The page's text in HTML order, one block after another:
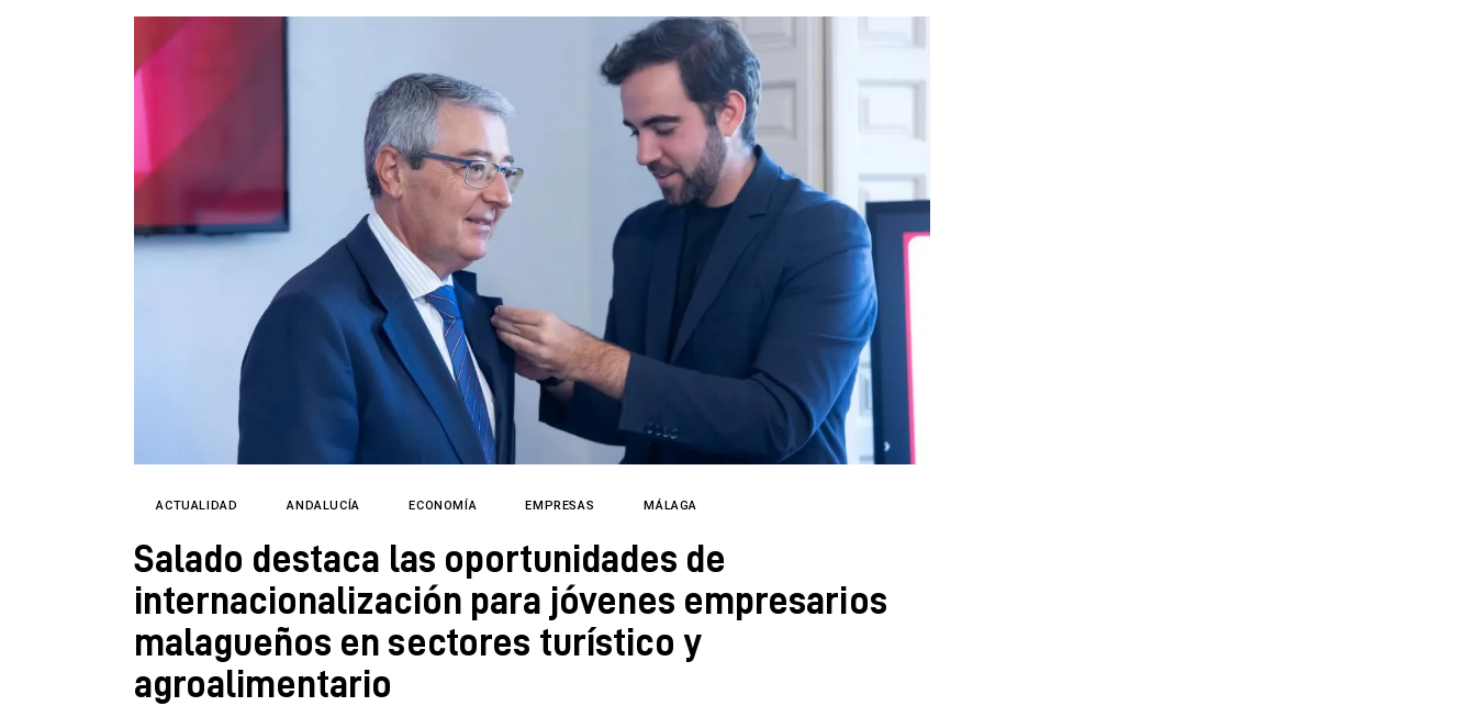
ACTUALIDAD ANDALUCÍA ECONOMÍA EMPRESAS MÁLAGA
Salado destaca las oportunidades de
internacionalización para jóvenes empresarios
malagueños en sectores turístico y
agroalimentario